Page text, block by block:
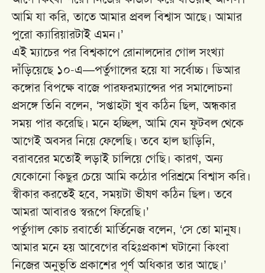
আমি যা করি, তাতে আমার প্রবল বিশ্বাস আছে। আমার
পুরো ক্যারিয়ারটাই এমন।’
এই ম্যাচের পর বিশ্বকাপে রোনালদোর গোল সংখ্যা
দাঁড়িয়েছে ১০-এ—পর্তুগালের হয়ে যা সর্বোচ্চ। ডিআর
কঙ্গোর বিপক্ষে বাজে পারফরম্যান্সের পর সমালোচনা
প্রসঙ্গে তিনি বলেন, ‘সপ্তাহটা খুব কঠিন ছিল, অন্ধকার
সময় পার করেছি। মনে হচ্ছিল, আমি যেন ফুটবল থেকে
আগেই অবসর নিয়ে ফেলেছি। তবে হাল ছাড়িনি,
বরাবরের মতোই লড়াই চালিয়ে গেছি। কারণ, অন্য
যেকোনো কিছুর চেয়ে আমি কঠোর পরিশ্রমে বিশ্বাস করি।
স্বীকার করতেই হবে, সময়টা ভীষণ কঠিন ছিল। তবে
আমরা আবারও স্বরূপে ফিরেছি।’
পর্তুগাল কোচ রবার্তো মার্তিনেজ বলেন, ‘সে তো মানুষ।
আমার মনে হয় আবেগের বহিঃপ্রকাশ ঘটানো কিংবা
নিজের অনুভূতি প্রকাশের পূর্ণ অধিকার তার আছে।’